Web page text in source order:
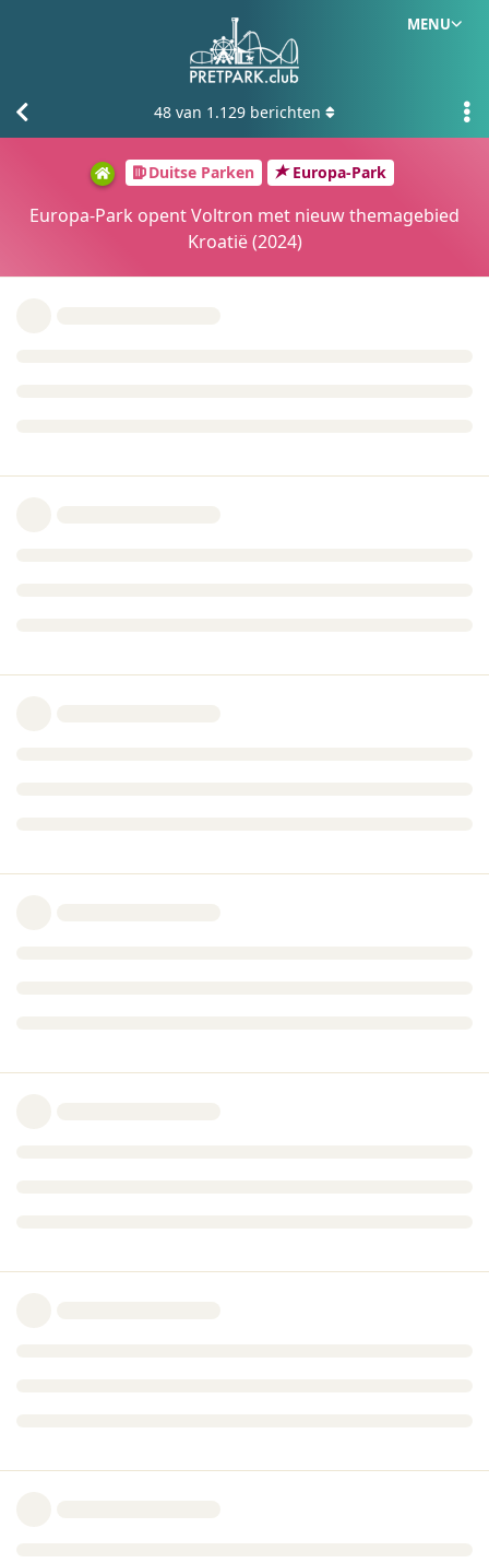
MENU
Duitse Parken Europa-Park
Europa-Park opent Voltron met nieuw themagebied
Kroatië (2024)
48 van 1.129 berichten